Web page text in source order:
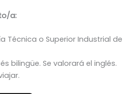
a:
Técnica o Superior Industrial de
bilingüe. Se valorará el inglés.